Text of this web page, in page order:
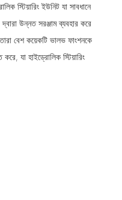
স্টিয়ারিং ইউনিট যা সাবধানে
দ্বারা উন্নত সরঞ্জাম ব্যবহার করে
বেশ কয়েকটি ভালভ ফাংশনকে
যা হাইড্রোলিক স্টিয়ারিং